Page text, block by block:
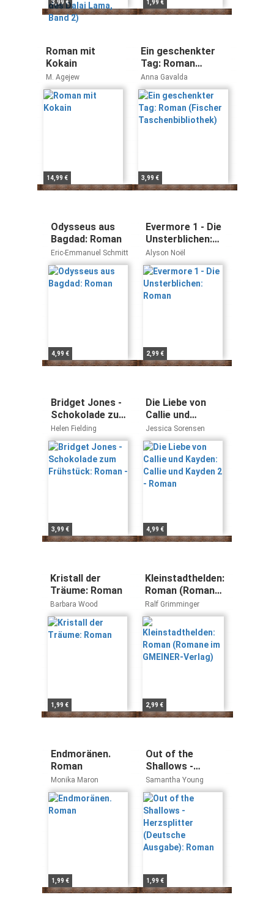
3,99 € 1,99 €
Roman mit
Kokain
M. Agejew
14,99 €
Ein geschenkter
Tag: Roman
(Fischer
Taschenbibliothek)
Anna Gavalda
3,99 €
Odysseus aus
Bagdad: Roman
Eric-Emmanuel Schmitt
4,99 €
Evermore 1 - Die
Unsterblichen:
Roman
Alyson Noël
2,99 €
Bridget Jones -
Schokolade zum
Frühstück:
Roman -
Helen Fielding
3,99 €
Die Liebe von
Callie und
Kayden: Callie
und Kayden 2 -
Roman
Jessica Sorensen
4,99 €
Kristall der
Träume: Roman
Barbara Wood
1,99 €
Kleinstadthelden:
Roman (Romane
im GMEINER-
Verlag)
Ralf Grimminger
2,99 €
Endmoränen.
Roman
Monika Maron
1,99 €
Out of the
Shallows -
Herzsplitter
(Deutsche
Ausgabe):
Roman
Samantha Young
1,99 €